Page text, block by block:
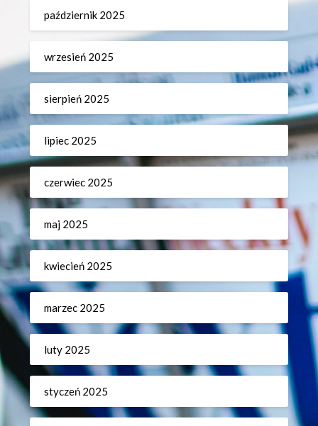
październik 2025
wrzesień 2025
sierpień 2025
lipiec 2025
czerwiec 2025
maj 2025
kwiecień 2025
marzec 2025
luty 2025
styczeń 2025